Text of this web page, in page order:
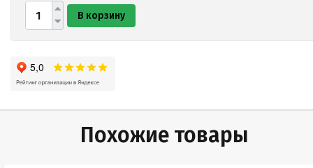
В корзину
Похожие товары